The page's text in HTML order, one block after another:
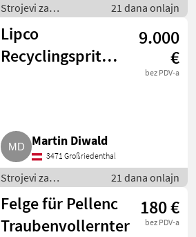
Strojevi za
vinogradarstvo /
Ostali strojevi za
vinogradarstvo
21 dana onlajn
Lipco
Recyclingspritze
9.000
€
bez PDV-a
Martin Diwald
3471 Großriedenthal
Strojevi za
vinogradarstvo /
Ostali strojevi za
vinogradarstvo
21 dana onlajn
Felge für Pellenc
Traubenvollernter
180 €
bez PDV-a